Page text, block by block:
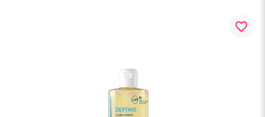
favorite_border